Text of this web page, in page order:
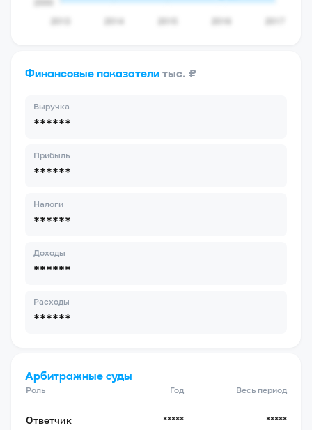
Финансовые показатели тыс. ₽
Выручка
******
Прибыль
******
Налоги
******
Доходы
******
Расходы
******
Арбитражные суды
Роль Год Весь период
Ответчик ***** *****